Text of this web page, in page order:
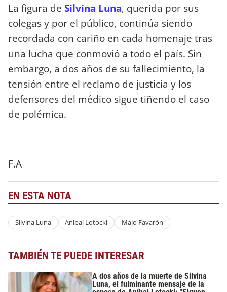
La figura de Silvina Luna, querida por sus
colegas y por el público, continúa siendo
recordada con cariño en cada homenaje tras
una lucha que conmovió a todo el país. Sin
embargo, a dos años de su fallecimiento, la
tensión entre el reclamo de justicia y los
defensores del médico sigue tiñendo el caso
de polémica.
F.A
EN ESTA NOTA
Silvina Luna Anibal Lotocki Majo Favarón
TAMBIÉN TE PUEDE INTERESAR
A dos años de la muerte de Silvina
Luna, el fulminante mensaje de la